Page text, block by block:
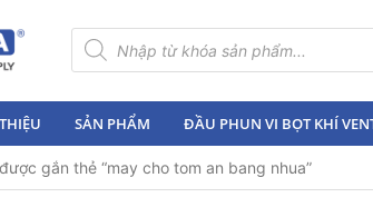
Tìm
kiếm
sản
SẢN PHẨM ĐẦU PHUN VI BỌT KHÍ
gắn thẻ “may cho tom an bang nhua”